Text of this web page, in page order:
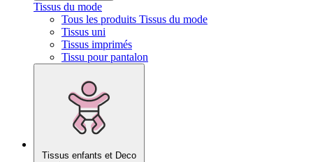
Tissus du mode
Tous les produits Tissus du mode
Tissus uni
Tissus imprimés
Tissu pour pantalon
Tissus enfants et Deco